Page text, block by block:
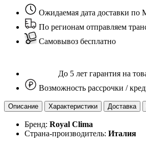
Ожидаемая дата доставки по
По регионам отправляем
Самовывоз бесплатно
До 5 лет гарантия на
Возможность рассрочки /
Описание Характеристики Доставка
Бренд: Royal Clima
Страна-производитель: Италия